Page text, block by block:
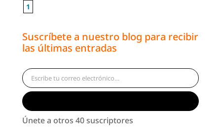
1
Suscríbete a nuestro blog para recibir
las últimas entradas
Escribe tu correo electrónico…
Únete a otros 40 suscriptores